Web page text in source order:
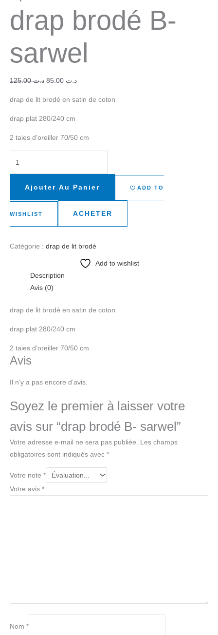
drap brodé B-
sarwel
د.ت125.00 د.ت
drap de lit brodé en satin de coton
drap plat 280/240 cm
2 taies d’oreiller 70/50 cm
Ajouter Au Panier ADD TO
WISHLIST ACHETER
Catégorie : drap de lit brodé
Add to wishlist
Description
Avis (0)
drap de lit brodé en satin de coton
drap plat 280/240 cm
2 taies d’oreiller 70/50 cm
Avis
Il n’y a pas encore d’avis.
Soyez le premier à laisser votre
avis sur “drap brodé B- sarwel”
Votre adresse e-mail ne sera pas publiée.
Les champs
obligatoires sont indiqués avec *
Votre note *
Votre avis *
Nom *